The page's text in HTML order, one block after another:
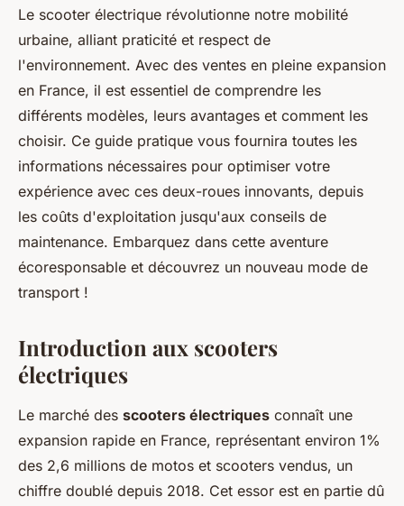
Explorer le monde du scooter
électrique : votre guide
pratique
Léon•2 décembre 2024•8 min de lecture
Le scooter électrique révolutionne notre mobilité
urbaine, alliant praticité et respect de
l'environnement. Avec des ventes en pleine expansion
en France, il est essentiel de comprendre les
différents modèles, leurs avantages et comment les
choisir. Ce guide pratique vous fournira toutes les
informations nécessaires pour optimiser votre
expérience avec ces deux-roues innovants, depuis
les coûts d'exploitation jusqu'aux conseils de
maintenance. Embarquez dans cette aventure
écoresponsable et découvrez un nouveau mode de
transport !
Introduction aux scooters
électriques
Le marché des scooters électriques connaît une
expansion rapide en France, représentant environ 1%
des 2,6 millions de motos et scooters vendus, un
chiffre doublé depuis 2018. Cet essor est en partie dû